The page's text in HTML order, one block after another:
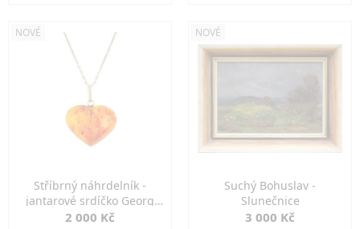
NOVÉ
Stříbrný náhrdelník -
jantarové srdíčko Georg
Kramer
2 000 Kč
NOVÉ
Suchý Bohuslav -
Slunečnice
3 000 Kč